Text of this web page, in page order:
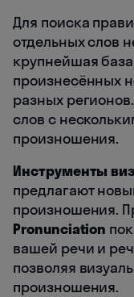
Для поиска
отдельных слов
крупнейшая
произнесённых
разных
слов с
произношения.
Инструменты
предлагают
произношения.
Pronunciation
вашей речи и
позволяя
произношения.